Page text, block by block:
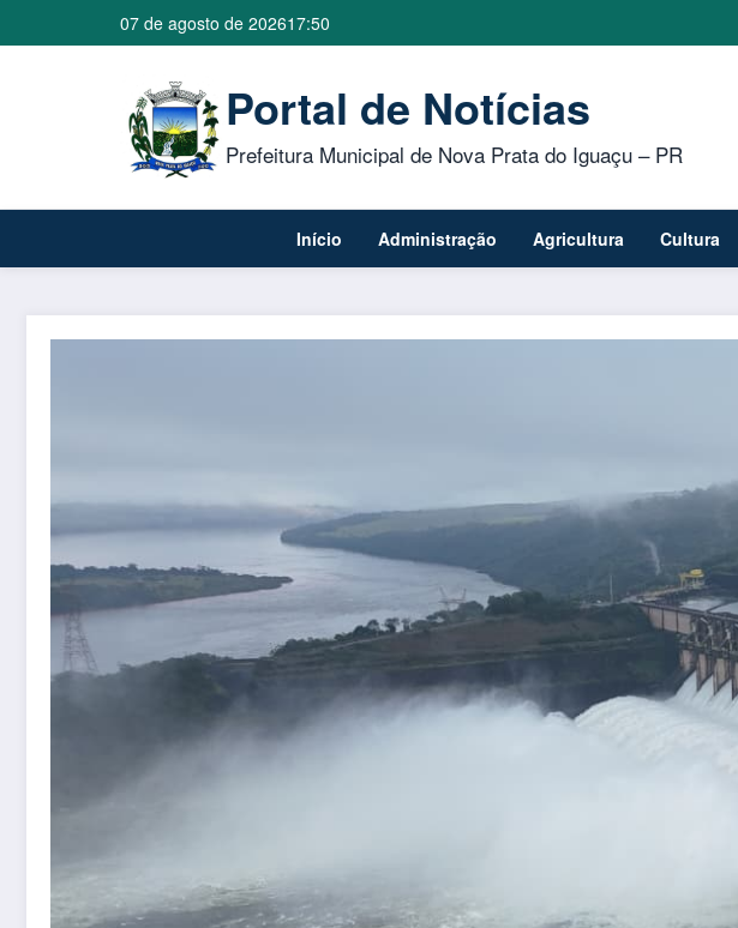
07 de agosto de 202617:50
Portal de Notícias
Prefeitura Municipal de Nova Prata do Iguaçu – PR
Início Administração Agricultura Cultura